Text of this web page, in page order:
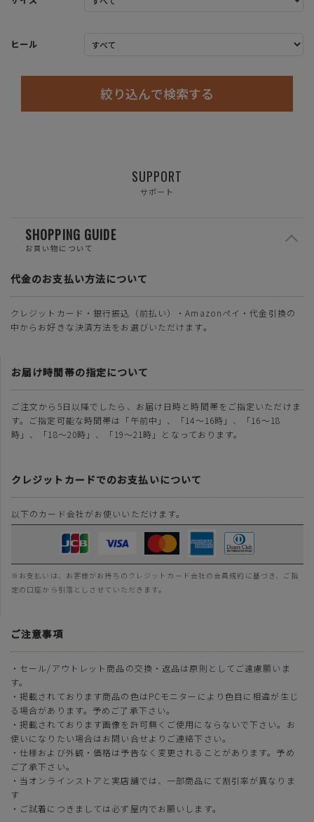
ヒール
絞り込んで検索する
SUPPORT
サポート
SHOPPING GUIDE
お買い物について
代金のお支払い方法について
クレジットカード・銀行振込（前払い）・Amazonペイ・代金引換の
中からお好きな決済方法をお選びいただけます。
お届け時間帯の指定について
ご注文から5日以降でしたら、お届け日時と時間帯をご指定いただけま
す。ご指定可能な時間帯は「午前中」、「14～16時」、「16～18
時」、「18～20時」、「19～21時」となっております。
クレジットカードでのお支払いについて
以下のカード会社がお使いいただけます。
※お支払いは、お客様がお持ちのクレジットカード会社の会員規約に基づき、ご指
定の口座から引落としさせていただきます。
ご注意事項
・セール/アウトレット商品の交換・返品は原則としてご遠慮願いま
す。
・掲載されております商品の色はPCモニターにより色目に相違が生じ
る場合があります。予めご了承下さい。
・掲載されております画像を許可無くご使用にならないで下さい。お
使いになりたい場合はお問い合せよりご連絡下さい。
・仕様および外観・価格は予告なく変更されることがあります。予め
ご了承下さい。
・当オンラインストアと実店舗では、一部商品にて割引率が異なりま
す
・ご試着につきましては必ず屋内でお願いします。